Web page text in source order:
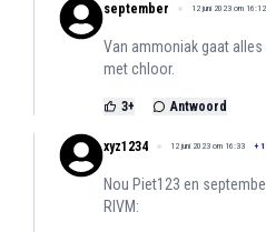
september 12 juni 2023 om 16:12
Van ammoniak gaat
met chloor.
3+ Antwoord
xyz1234 12 juni 2023 om 16:33 +
Nou Piet123 en
RIVM: